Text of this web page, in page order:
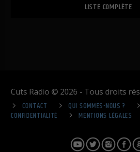
LISTE COMPLÈTE
Cuts Radio © 2026 - Tous droits
CONTACT
QUI SOMMES-NOUS ?
CONFIDENTIALITÉ
MENTIONS LÉGALES